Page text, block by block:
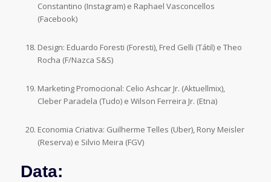
Constantino (Instagram) e Raphael Vasconcellos
(Facebook)
Design: Eduardo Foresti (Foresti), Fred Gelli (Tátil) e Theo
Rocha (F/Nazca S&S)
Marketing Promocional: Celio Ashcar Jr. (Aktuellmix),
Cleber Paradela (Tudo) e Wilson Ferreira Jr. (Etna)
Economia Criativa: Guilherme Telles (Uber), Rony Meisler
(Reserva) e Silvio Meira (FGV)
Data: